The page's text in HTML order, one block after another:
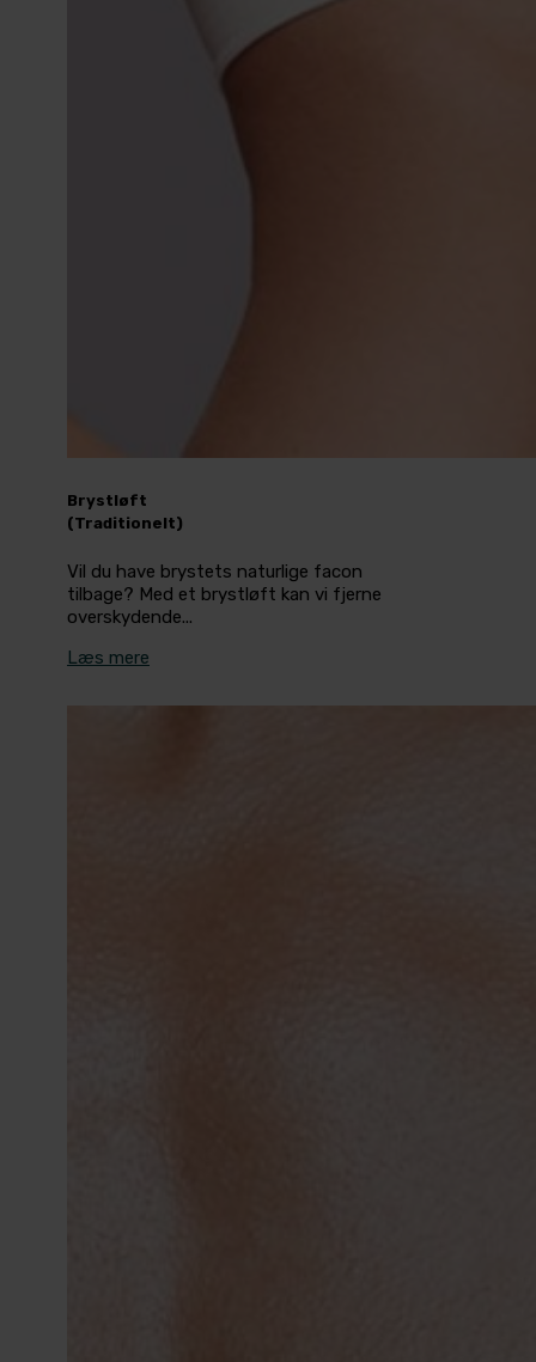
Brystløft
(Traditionelt)
Vil du have brystets naturlige facon
tilbage? Med et brystløft kan vi fjerne
overskydende...
Læs mere